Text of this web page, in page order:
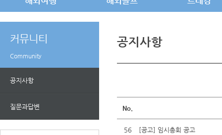
커뮤니티
Community
공지사항
질문과답변
공지사항
No.
56 [공고] 임시총회 공고